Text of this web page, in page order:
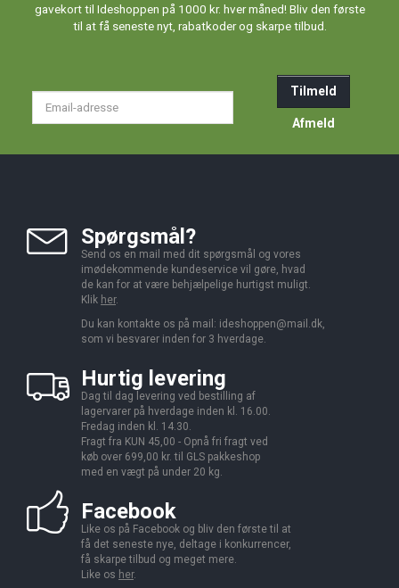
gavekort til Ideshoppen på 1000 kr. hver måned! Bliv den første
til at få seneste nyt, rabatkoder og skarpe tilbud.
Tilmeld
Afmeld
Spørgsmål?
Send os en mail med dit spørgsmål og vores
imødekommende kundeservice vil gøre, hvad
de kan for at være behjælpelige hurtigst muligt.
Klik her.
Du kan kontakte os på mail: ideshoppen@mail.dk,
som vi besvarer inden for 3 hverdage.
Hurtig levering
Dag til dag levering ved bestilling af
lagervarer på hverdage inden kl. 16.00.
Fredag inden kl. 14.30.
Fragt fra KUN 45,00 - Opnå fri fragt ved
køb over 699,00 kr. til GLS pakkeshop
med en vægt på under 20 kg.
Facebook
Like os på Facebook og bliv den første til at
få det seneste nye, deltage i konkurrencer,
få skarpe tilbud og meget mere.
Like os her.